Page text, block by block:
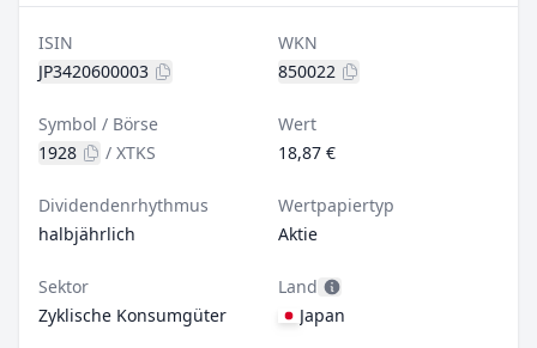
ISIN
JP3420600003
WKN
850022
Symbol / Börse
1928
/ XTKS
Wert
18,87 €
Dividendenrhythmus
halbjährlich
Wertpapiertyp
Aktie
Sektor
Zyklische Konsumgüter
Land
Japan